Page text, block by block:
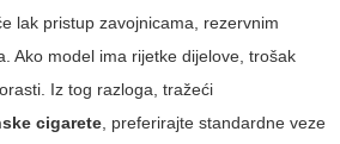
lak pristup zavojnicama, rezervnim
Ako model ima rijetke dijelove, trošak
Iz tog razloga, tražeći
cigarete , preferirajte standardne veze